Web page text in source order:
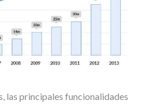
las principales funcionalidades